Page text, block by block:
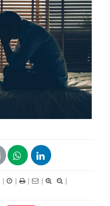
| | | |
|